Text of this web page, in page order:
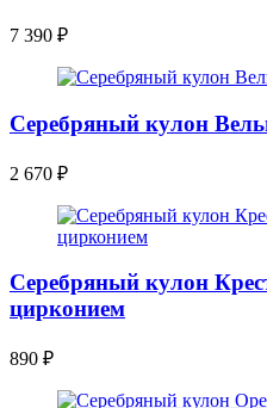
7 390 ₽
Серебряный кулон
2 670 ₽
Серебряный кулон
цирконием
890 ₽